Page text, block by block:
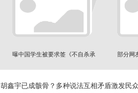
曝中国学生被要求签《不自杀承
部分网
胡鑫宇已成骸骨？多种说法互相矛盾激发民